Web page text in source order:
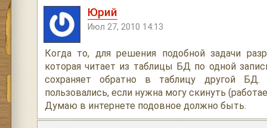
Юрий
Июл 27, 2010 14:13
Когда то, для решения подобной задачи
которая читает из таблицы БД по одной
сохраняет обратно в таблицу другой
пользовались, если нужна могу скинуть
Думаю в интернете подовное должно быть.